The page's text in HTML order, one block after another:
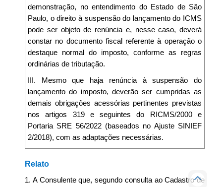
demonstração, no entendimento do Estado de São
Paulo, o direito à suspensão do lançamento do ICMS
pode ser objeto de renúncia e, nesse caso, deverá
constar no documento fiscal referente à operação o
destaque normal do imposto, conforme as regras
ordinárias de tributação.
III. Mesmo que haja renúncia à suspensão do
lançamento do imposto, deverão ser cumpridas as
demais obrigações acessórias pertinentes previstas
nos artigos 319 e seguintes do RICMS/2000 e
Portaria SRE 56/2022 (baseados no Ajuste SINIEF
2/2018), com as adaptações necessárias.
Relato
1. A Consulente que, segundo consulta ao Cadastro de